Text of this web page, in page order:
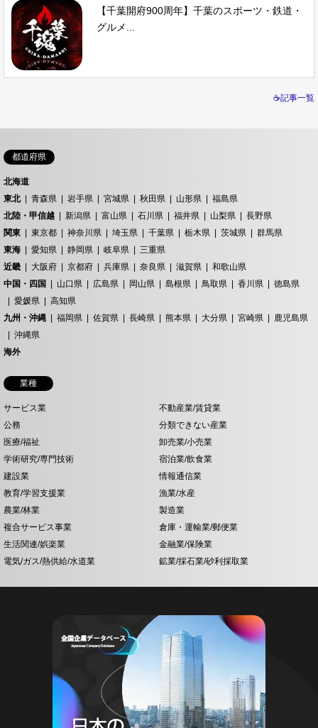
【千葉開府900周年】千葉のスポーツ・鉄道・
グルメ...
☕記事一覧
都道府県
北海道
東北
青森県 岩手県 宮城県 秋田県 山形県
福島県
北陸・甲信越
新潟県 富山県 石川県 福井県 山梨県
長野県
関東
東京都 神奈川県 埼玉県 千葉県 栃木県 茨城県
群馬県
東海
愛知県 静岡県 岐阜県
三重県
近畿
大阪府 京都府 兵庫県 奈良県 滋賀県
和歌山県
中国・四国
山口県 広島県 岡山県 島根県 鳥取県 香川県
徳島県
愛媛県
高知県
九州・沖縄
福岡県 佐賀県 長崎県 熊本県 大分県 宮崎県
鹿児島県
沖縄県
海外
業種
サービス業
不動産業/賃貸業
公務
分類できない産業
医療/福祉
卸売業/小売業
学術研究/専門技術
宿泊業/飲食業
建設業
情報通信業
教育/学習支援業
漁業/水産
農業/林業
製造業
複合サービス事業
倉庫・運輸業/郵便業
生活関連/娯楽業
金融業/保険業
電気/ガス/熱供給/水道業
鉱業/採石業/砂利採取業